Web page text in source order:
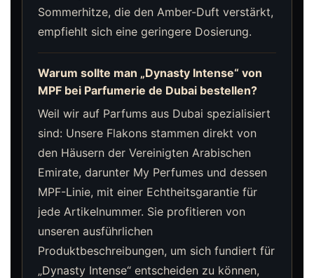
Sommerhitze, die den Amber-Duft verstärkt,
empfiehlt sich eine geringere Dosierung.
Warum sollte man „Dynasty Intense“ von
MPF bei Parfumerie de Dubai bestellen?
Weil wir auf Parfums aus Dubai spezialisiert
sind: Unsere Flakons stammen direkt von
den Häusern der Vereinigten Arabischen
Emirate, darunter My Perfumes und dessen
MPF-Linie, mit einer Echtheitsgarantie für
jede Artikelnummer. Sie profitieren von
unseren ausführlichen
Produktbeschreibungen, um sich fundiert für
„Dynasty Intense“ entscheiden zu können,